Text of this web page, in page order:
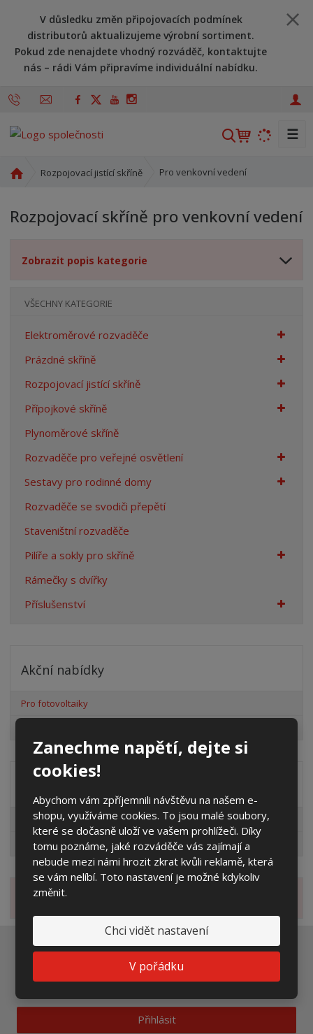
Zanechme napětí, dejte si
cookies!
Abychom vám zpříjemnili návštěvu na našem e-
shopu, využíváme cookies. To jsou malé soubory,
které se dočasně uloží ve vašem prohlížeči. Díky
tomu poznáme, jaké rozváděče vás zajímají a
nebude mezi námi hrozit zkrat kvůli reklamě, která
se vám nelíbí. Toto nastavení je možné kdykoliv
změnit.
Chci vidět nastavení
V pořádku
V důsledku změn připojovacích podmínek
distributorů aktualizujeme výrobní sortiment.
Pokud zde nenajdete vhodný rozváděč, kontaktujte
nás – rádi Vám připravíme individuální nabídku.
V
h
d
☰
d
s
a
a
Rozpojovací jistící skříně Pro venkovní vedení
Rozpojovací skříně pro venkovní vedení
Zobrazit popis kategorie
VŠECHNY KATEGORIE
Elektroměrové rozvaděče
Prázdné skříně
Rozpojovací jistící skříně
Přípojkové skříně
Plynoměrové skříně
Rozvaděče pro veřejné osvětlení
Sestavy pro rodinné domy
Rozvaděče se svodiči přepětí
Staveništní rozvaděče
Pilíře a sokly pro skříně
Rámečky s dvířky
Příslušenství
Akční nabídky
Pro fotovoltaiky
EG.D
ČEZ
Novinky
Ať vám nic neunikne
Přihlásit